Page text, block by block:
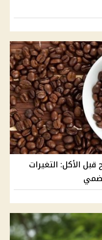
الأكل: التغيرات